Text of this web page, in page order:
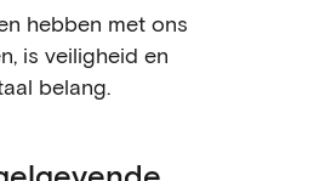
hebben met ons
is veiligheid en
belang.